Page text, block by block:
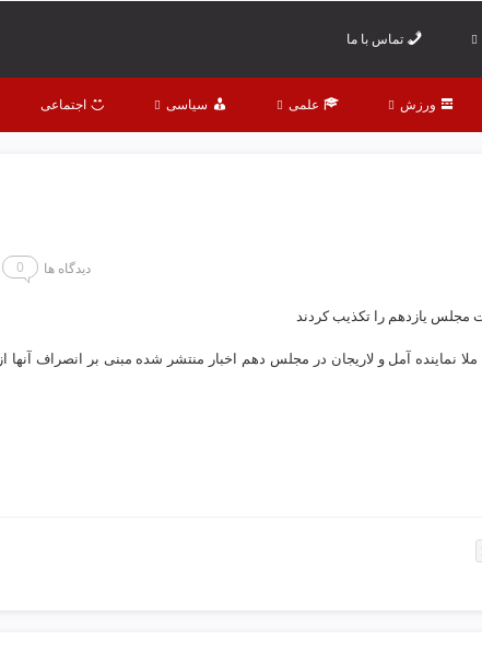
تماس با ما
ورزش علمی سیاسی اجتماعی
دیدگاه ها 0
مجلس یازدهم را تکذیب کردند
نماینده آمل و لاریجان در مجلس دهم اخبار منتشر شده مبنی بر انصراف آنها از